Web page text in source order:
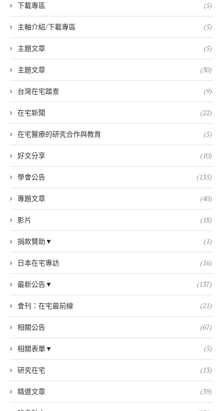
下載專區 (5)
主軸介紹/下載專區 (5)
主題文章 (5)
主題文章 (30)
台灣在宅踏查 (9)
在宅新聞 (22)
在宅醫療的研究合作與教育 (5)
好文分享 (10)
學會公告 (135)
專題文章 (40)
影片 (18)
捐款贊助▼ (1)
日本在宅專訪 (16)
最新公告▼ (137)
會刊：在宅最前線 (21)
相關公告 (67)
相關表單▼ (5)
研究在宅 (13)
精選文章 (39)